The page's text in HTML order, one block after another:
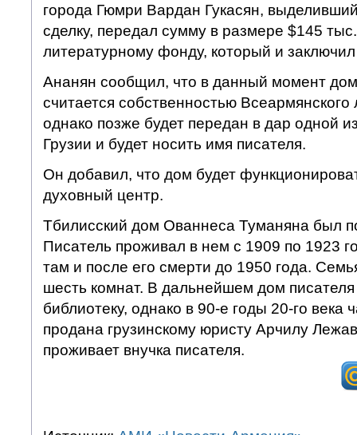
города Гюмри Вардан Гукасян,
сделку, передал сумму в размере $145
литературному фонду, который и заключил
Ананян сообщил, что в данный момент
считается собственностью
однако позже будет передан в дар одной
Грузии и будет носить имя писателя.
Он добавил, что дом будет
духовный центр.
Тбилисский дом Ованнеса Туманяна был
Писатель проживал в нем с 1909 по 1923
там и после его смерти до 1950 года.
шесть комнат. В дальнейшем дом
библиотеку, однако в 90-е годы 20-го века
продана грузинскому юристу Арчилу
проживает внучка писателя.